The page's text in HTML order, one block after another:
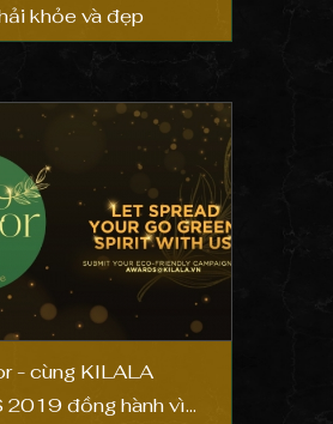
khỏe và đẹp
- cùng KILALA
2019 đồng hành vì